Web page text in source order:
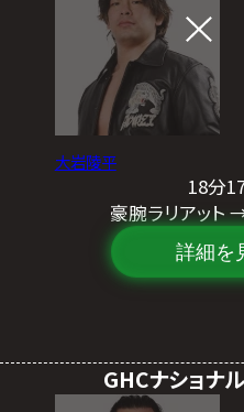
大岩陵平
18分
豪腕ラリアット
詳細を
GHCナショナ